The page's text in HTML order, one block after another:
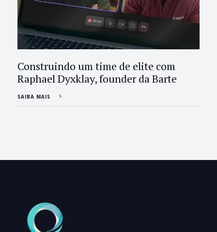
Construindo um time de elite com
Raphael Dyxklay, founder da Barte
SAIBA MAIS